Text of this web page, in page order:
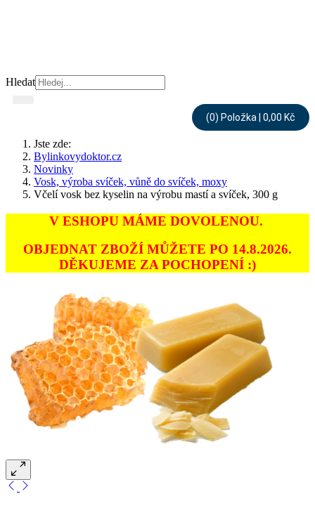
Hledat
(0) Položka | 0,00 Kč
Jste zde:
Bylinkovydoktor.cz
Novinky
Vosk, výroba svíček, vůně do svíček, moxy
Včelí vosk bez kyselin na výrobu mastí a svíček, 300 g
V ESHOPU MÁME DOVOLENOU.
OBJEDNAT ZBOŽÍ MŮŽETE PO 14.8.2026.
DĚKUJEME ZA POCHOPENÍ :)